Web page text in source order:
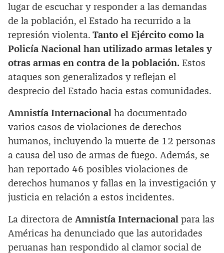
lugar de escuchar y responder a las demandas
de la población, el Estado ha recurrido a la
represión violenta. Tanto el Ejército como la
Policía Nacional han utilizado armas letales y
otras armas en contra de la población. Estos
ataques son generalizados y reflejan el
desprecio del Estado hacia estas comunidades.
Amnistía Internacional ha documentado
varios casos de violaciones de derechos
humanos, incluyendo la muerte de 12 personas
a causa del uso de armas de fuego. Además, se
han reportado 46 posibles violaciones de
derechos humanos y fallas en la investigación y
justicia en relación a estos incidentes.
La directora de Amnistía Internacional para las
Américas ha denunciado que las autoridades
peruanas han respondido al clamor social de